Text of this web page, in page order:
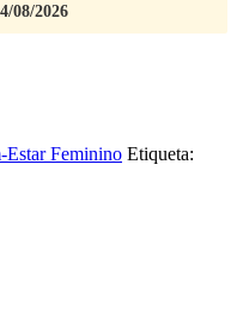
08/2026
Estar Feminino Etiqueta: